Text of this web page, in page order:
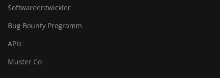
Softwareentwickler
Bug Bounty Programm
APIs
Muster Co